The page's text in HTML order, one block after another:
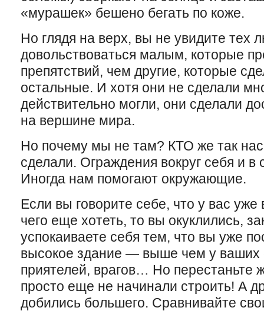
«мурашек» бешено бегать по коже.
Но глядя на верх, вы не увидите тех
довольствоваться малым, которые
препятствий, чем другие, которые
остальные. И хотя они не сделали
действительно могли, они сделали
на вершине мира.
Но почему мы не там? КТО же так
сделали. Ограждения вокруг себя и
Иногда нам помогают окружающие.
Если вы говорите себе, что у вас уже
чего еще хотеть, то вы окуклились,
успокаиваете себя тем, что вы уже
высокое здание — выше чем у ваших
приятелей, врагов… Но перестаньте
просто еще не начинали строить! А
добились большего. Сравнивайте